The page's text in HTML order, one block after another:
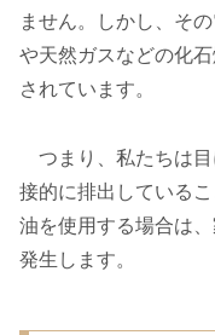
ません。しかし、そ
や天然ガスなどの化
されています。
つまり、私たちは目
接的に排出している
油を使用する場合は
発生します。